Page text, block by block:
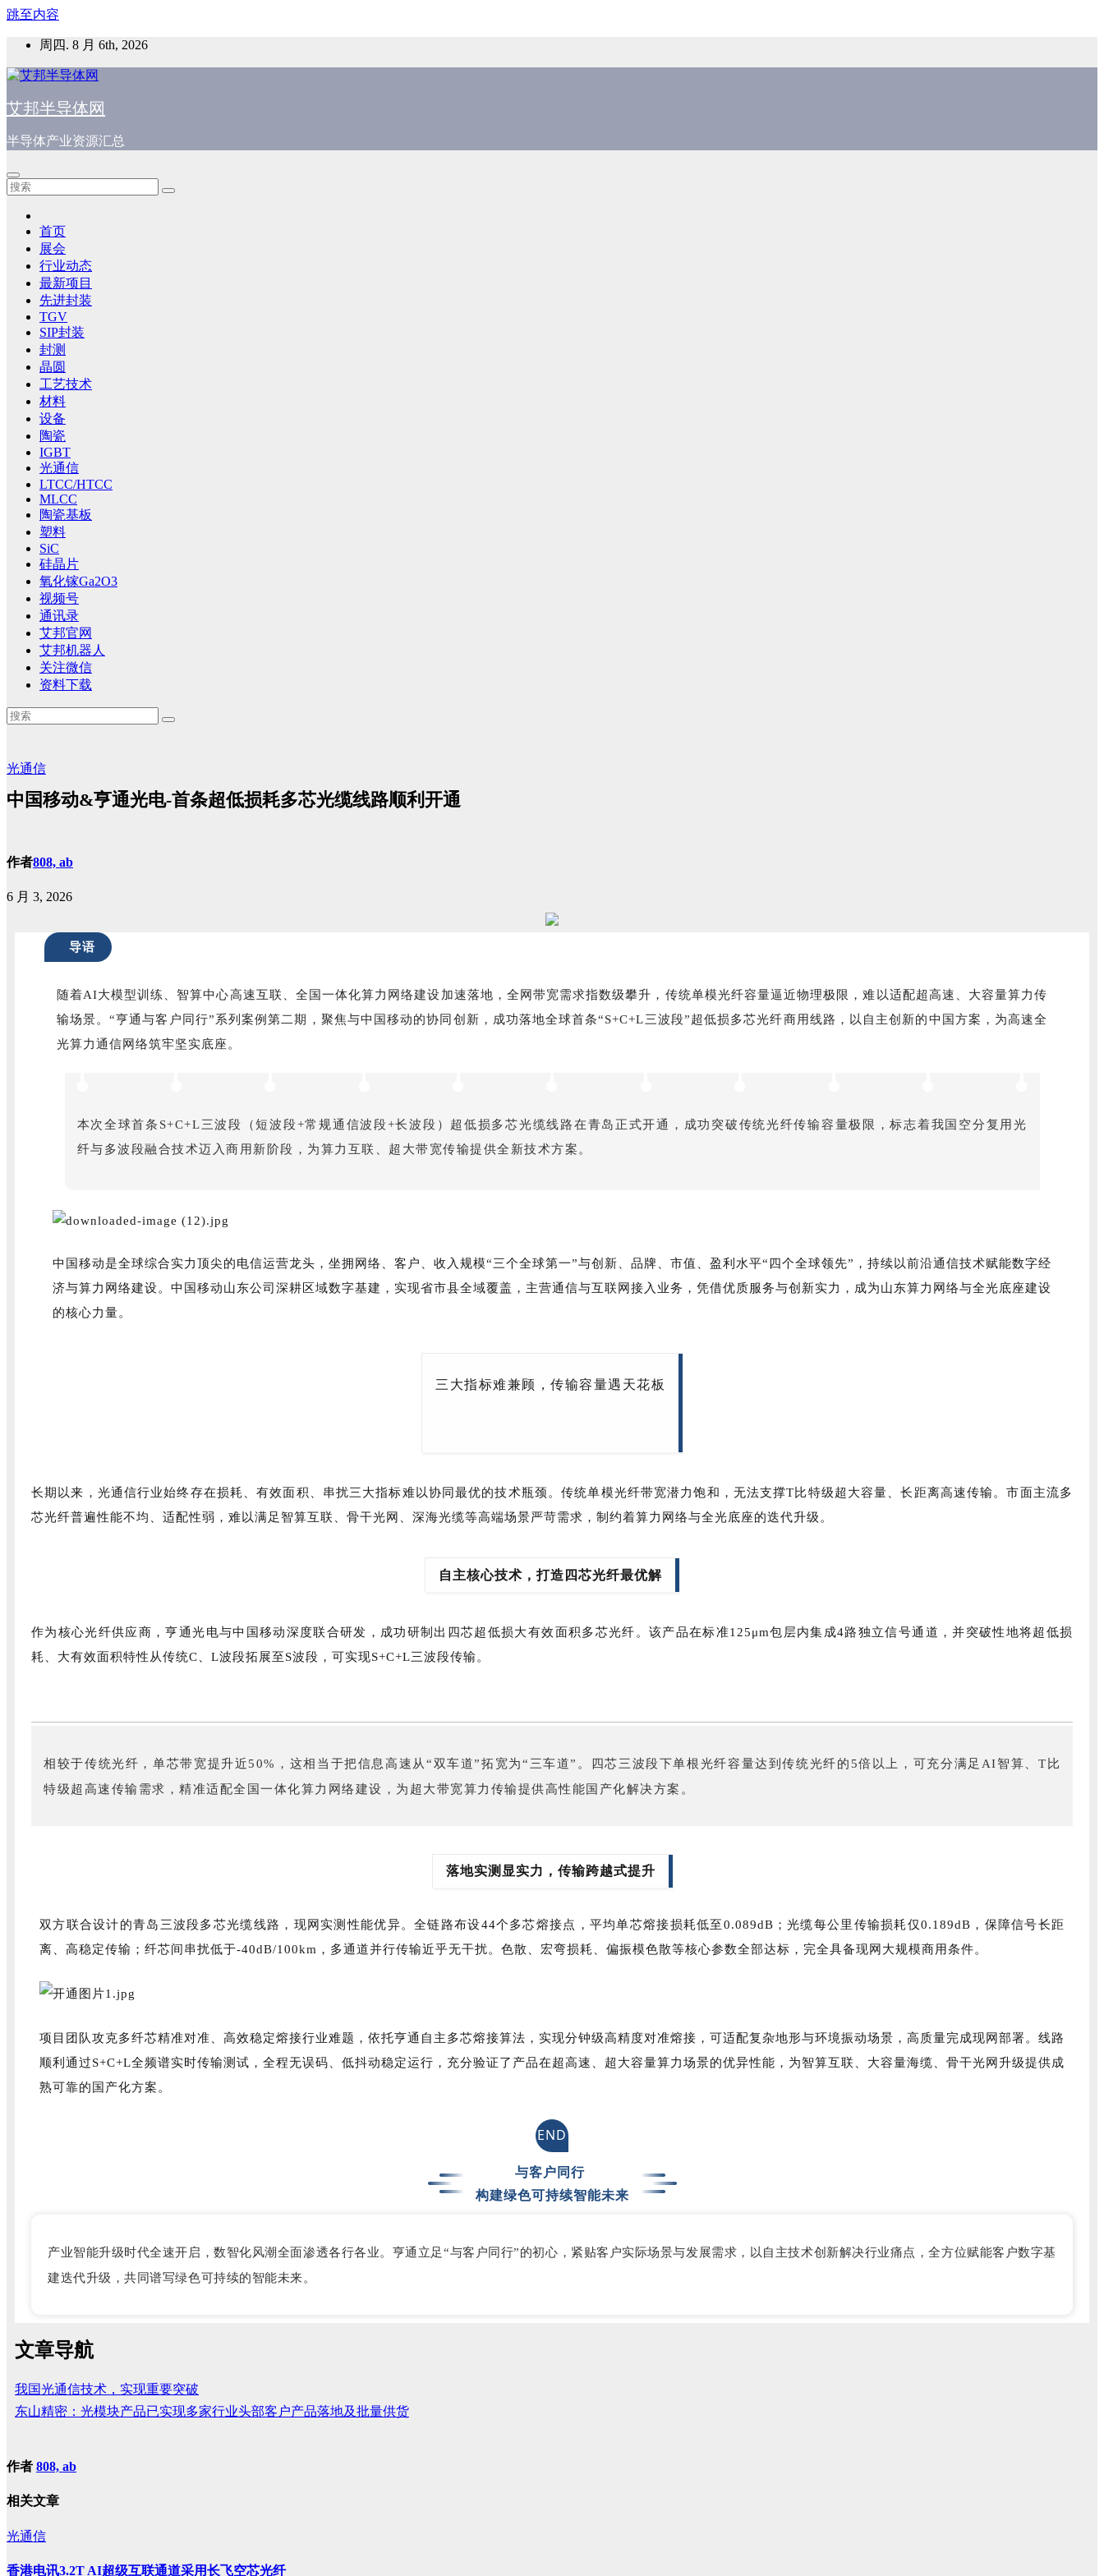
跳至内容
周四. 8 月 6th, 2026
艾邦半导体网
半导体产业资源汇总
首页
展会
行业动态
最新项目
先进封装
TGV
SIP封装
封测
晶圆
工艺技术
材料
设备
陶瓷
IGBT
光通信
LTCC/HTCC
MLCC
陶瓷基板
塑料
SiC
硅晶片
氧化镓Ga2O3
视频号
通讯录
艾邦官网
艾邦机器人
关注微信
资料下载
光通信
中国移动&亨通光电-首条超低损耗多芯光缆线路顺利开通
作者808, ab
6 月 3, 2026
导语
随着AI大模型训练、智算中心高速互联、全国一体化算力网络建设加速落地，全网带宽需求指数级攀升，传统单模光纤容量逼近物理极限，难以适配超高速、大容量算力传
输场景。“亨通与客户同行”系列案例第二期，聚焦与中国移动的协同创新，成功落地全球首条“S+C+L三波段”超低损多芯光纤商用线路，以自主创新的中国方案，为高速全
光算力通信网络筑牢坚实底座。
本次全球首条S+C+L三波段（短波段+常规通信波段+长波段）超低损多芯光缆线路在青岛正式开通，成功突破传统光纤传输容量极限，标志着我国空分复用光
纤与多波段融合技术迈入商用新阶段，为算力互联、超大带宽传输提供全新技术方案。
中国移动是全球综合实力顶尖的电信运营龙头，坐拥网络、客户、收入规模“三个全球第一”与创新、品牌、市值、盈利水平“四个全球领先”，持续以前沿通信技术赋能数字经
济与算力网络建设。中国移动山东公司深耕区域数字基建，实现省市县全域覆盖，主营通信与互联网接入业务，凭借优质服务与创新实力，成为山东算力网络与全光底座建设
的核心力量。
三大指标难兼顾，传输容量遇天花板
长期以来，光通信行业始终存在损耗、有效面积、串扰三大指标难以协同最优的技术瓶颈。传统单模光纤带宽潜力饱和，无法支撑T比特级超大容量、长距离高速传输。市面主流多
芯光纤普遍性能不均、适配性弱，难以满足智算互联、骨干光网、深海光缆等高端场景严苛需求，制约着算力网络与全光底座的迭代升级。
自主核心技术，打造四芯光纤最优解
作为核心光纤供应商，亨通光电与中国移动深度联合研发，成功研制出四芯超低损大有效面积多芯光纤。该产品在标准125μm包层内集成4路独立信号通道，并突破性地将超低损
耗、大有效面积特性从传统C、L波段拓展至S波段，可实现S+C+L三波段传输。
相较于传统光纤，单芯带宽提升近50%，这相当于把信息高速从“双车道”拓宽为“三车道”。四芯三波段下单根光纤容量达到传统光纤的5倍以上，可充分满足AI智算、T比
特级超高速传输需求，精准适配全国一体化算力网络建设，为超大带宽算力传输提供高性能国产化解决方案。
落地实测显实力，传输跨越式提升
双方联合设计的青岛三波段多芯光缆线路，现网实测性能优异。全链路布设44个多芯熔接点，平均单芯熔接损耗低至0.089dB；光缆每公里传输损耗仅0.189dB，保障信号长距
离、高稳定传输；纤芯间串扰低于-40dB/100km，多通道并行传输近乎无干扰。色散、宏弯损耗、偏振模色散等核心参数全部达标，完全具备现网大规模商用条件。
项目团队攻克多纤芯精准对准、高效稳定熔接行业难题，依托亨通自主多芯熔接算法，实现分钟级高精度对准熔接，可适配复杂地形与环境振动场景，高质量完成现网部署。线路
顺利通过S+C+L全频谱实时传输测试，全程无误码、低抖动稳定运行，充分验证了产品在超高速、超大容量算力场景的优异性能，为智算互联、大容量海缆、骨干光网升级提供成
熟可靠的国产化方案。
END
与客户同行
构建绿色可持续智能未来
产业智能升级时代全速开启，数智化风潮全面渗透各行各业。亨通立足“与客户同行”的初心，紧贴客户实际场景与发展需求，以自主技术创新解决行业痛点，全方位赋能客户数字基
建迭代升级，共同谱写绿色可持续的智能未来。
文章导航
我国光通信技术，实现重要突破
东山精密：光模块产品已实现多家行业头部客户产品落地及批量供货
作者 808, ab
相关文章
光通信
香港电讯3.2T AI超级互联通道采用长飞空芯光纤